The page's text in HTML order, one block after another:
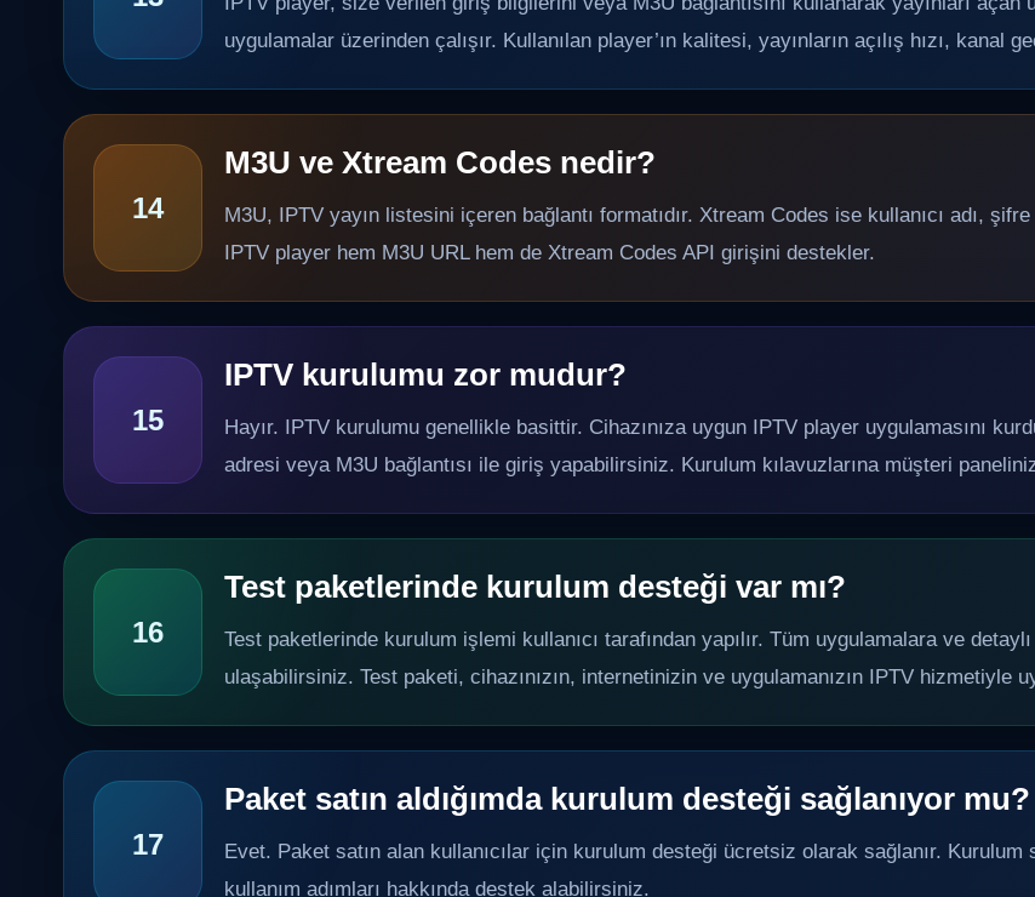
uygulamalar üzerinden çalışır. Kullanılan player’ın kalitesi, yayınların açılış hızı,
14
M3U ve Xtream Codes nedir?
M3U, IPTV yayın listesini içeren bağlantı formatıdır. Xtream Codes ise kullanıcı adı,
IPTV player hem M3U URL hem de Xtream Codes API girişini destekler.
15
IPTV kurulumu zor mudur?
Hayır. IPTV kurulumu genellikle basittir. Cihazınıza uygun IPTV player uygulamasını
adresi veya M3U bağlantısı ile giriş yapabilirsiniz. Kurulum kılavuzlarına müşteri
16
Test paketlerinde kurulum desteği var mı?
Test paketlerinde kurulum işlemi kullanıcı tarafından yapılır. Tüm uygulamalara ve
ulaşabilirsiniz. Test paketi, cihazınızın, internetinizin ve uygulamanızın IPTV hizmetiyle
17
Paket satın aldığımda kurulum desteği sağlanıyor mu?
Evet. Paket satın alan kullanıcılar için kurulum desteği ücretsiz olarak sağlanır. Kurulum
kullanım adımları hakkında destek alabilirsiniz.